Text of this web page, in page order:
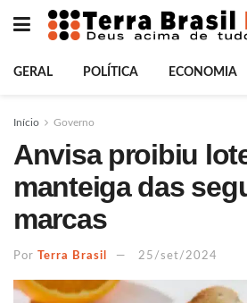
GERAL POLÍTICA ECONOMIA
Início Governo
Anvisa proibiu
manteiga das
marcas
Por Terra Brasil 25/set/2024